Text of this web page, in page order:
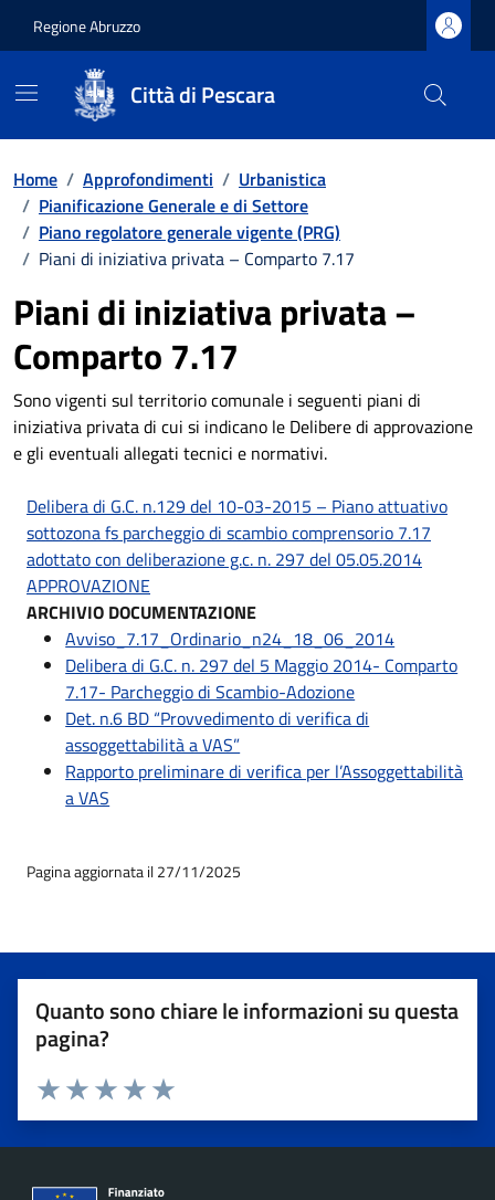
Regione Abruzzo
Città di Pescara
Home / Approfondimenti / Urbanistica
/ Pianificazione Generale e di Settore
/ Piano regolatore generale vigente (PRG)
/ Piani di iniziativa privata – Comparto 7.17
Piani di iniziativa privata –
Comparto 7.17
Sono vigenti sul territorio comunale i seguenti piani di
iniziativa privata di cui si indicano le Delibere di approvazione
e gli eventuali allegati tecnici e normativi.
Delibera di G.C. n.129 del 10-03-2015 – Piano attuativo
sottozona fs parcheggio di scambio comprensorio 7.17
adottato con deliberazione g.c. n. 297 del 05.05.2014
APPROVAZIONE
ARCHIVIO DOCUMENTAZIONE
Avviso_7.17_Ordinario_n24_18_06_2014
Delibera di G.C. n. 297 del 5 Maggio 2014- Comparto
7.17- Parcheggio di Scambio-Adozione
Det. n.6 BD “Provvedimento di verifica di
assoggettabilità a VAS”
Rapporto preliminare di verifica per l’Assoggettabilità
a VAS
Pagina aggiornata il 27/11/2025
Quanto sono chiare le informazioni su questa
pagina?
Valuta 5 stelle su 5
Valuta 4 stelle su 5
Valuta 3 stelle su 5
Valuta 2 stelle su 5
Valuta 1 stelle su 5